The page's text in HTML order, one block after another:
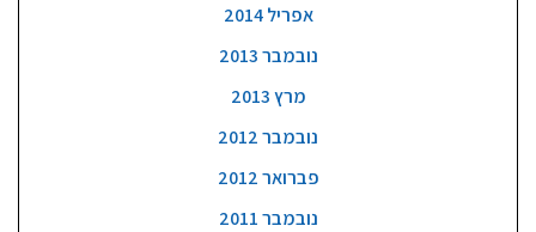
אפריל 2014
נובמבר 2013
מרץ 2013
נובמבר 2012
פברואר 2012
נובמבר 2011